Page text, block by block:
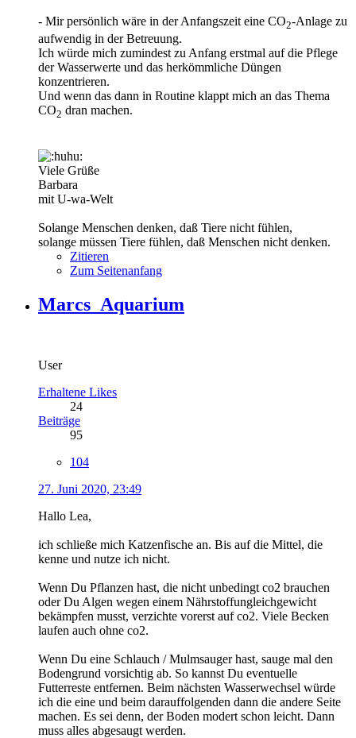
- Mir persönlich wäre in der Anfangszeit eine CO2-Anlage zu
aufwendig in der Betreuung.
Ich würde mich zumindest zu Anfang erstmal auf die Pflege
der Wasserwerte und das herkömmliche Düngen
konzentrieren.
Und wenn das dann in Routine klappt mich an das Thema
CO2 dran machen.
Viele Grüße
Barbara
mit U-wa-Welt
Solange Menschen denken, daß Tiere nicht fühlen,
solange müssen Tiere fühlen, daß Menschen nicht denken.
Zitieren
Zum Seitenanfang
Marcs_Aquarium
User
Erhaltene Likes
24
Beiträge
95
104
27. Juni 2020, 23:49
Hallo Lea,
ich schließe mich Katzenfische an. Bis auf die Mittel, die
kenne und nutze ich nicht.
Wenn Du Pflanzen hast, die nicht unbedingt co2 brauchen
oder Du Algen wegen einem Nährstoffungleichgewicht
bekämpfen musst, verzichte vorerst auf co2. Viele Becken
laufen auch ohne co2.
Wenn Du eine Schlauch / Mulmsauger hast, sauge mal den
Bodengrund vorsichtig ab. So kannst Du eventuelle
Futterreste entfernen. Beim nächsten Wasserwechsel würde
ich die eine und beim darauffolgenden dann die andere Seite
machen. Es sei denn, der Boden modert schon leicht. Dann
muss alles abgesaugt werden.